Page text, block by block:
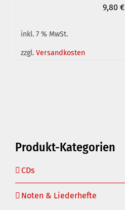
IN DEN WARENKORB
9,80 €
inkl. 7 % MwSt.
zzgl. Versandkosten
Produkt-Kategorien
CDs
Noten & Liederhefte